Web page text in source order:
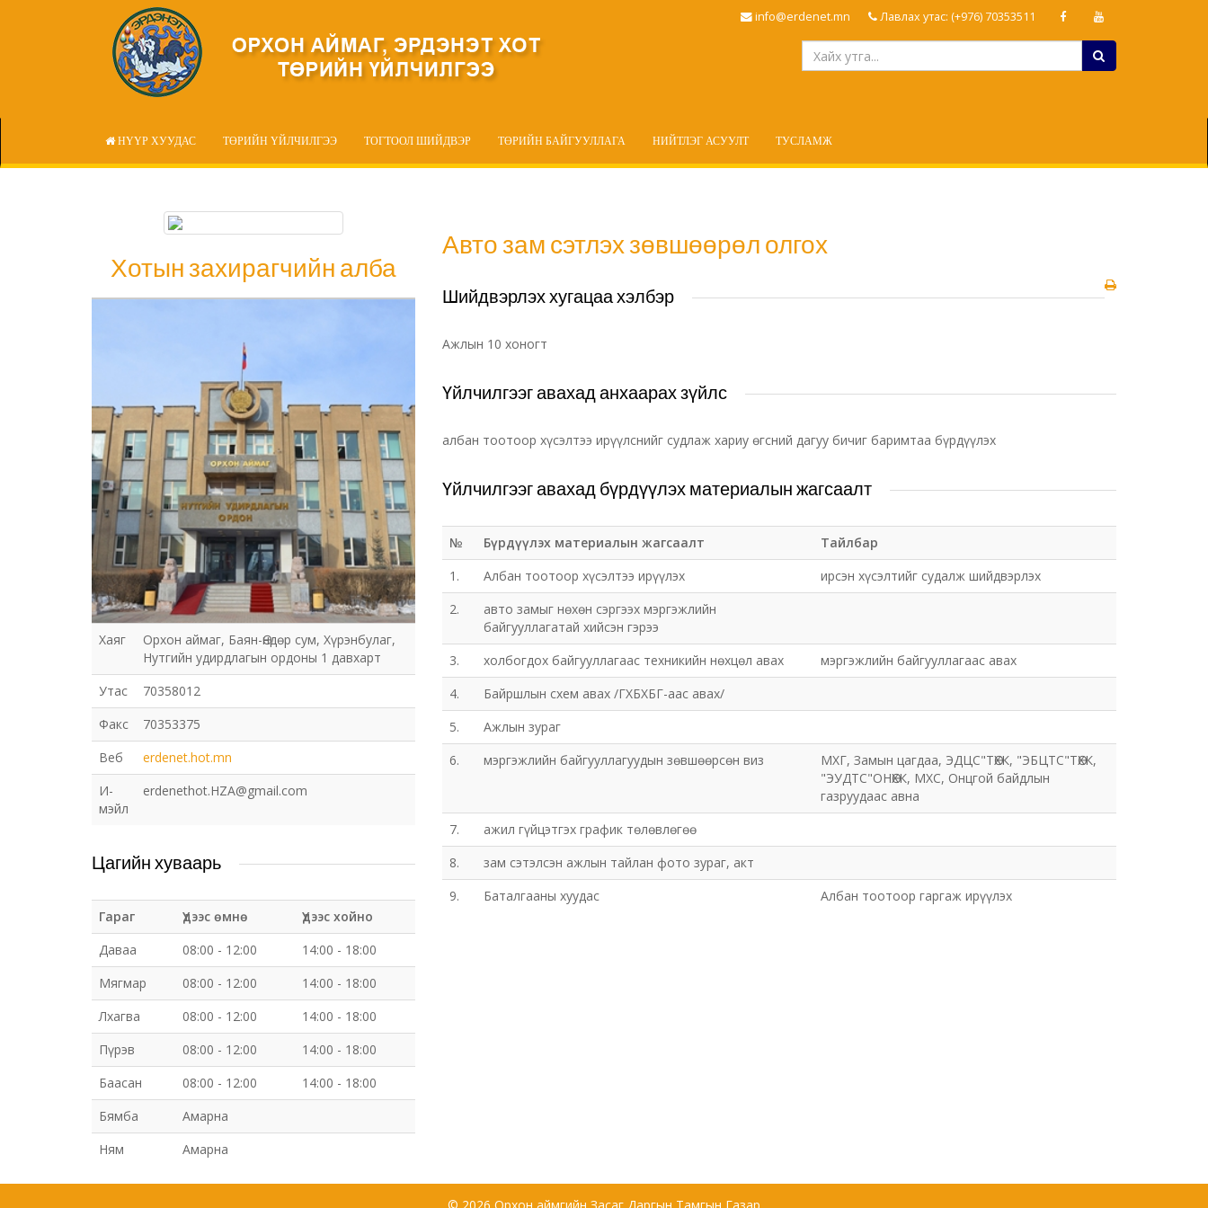
info@erdenet.mn Лавлах утас: (+976) 70353511
НҮҮР ХУУДАС ТӨРИЙН ҮЙЛЧИЛГЭЭ ТОГТООЛ ШИЙДВЭР ТӨРИЙН БАЙГУУЛЛАГА НИЙТЛЭГ АСУУЛТ ТУСЛАМЖ
Хотын захирагчийн алба
Хаяг
Орхон аймаг, Баян-Өндөр сум, Хүрэнбулаг,
Нутгийн удирдлагын ордоны 1 давхарт
Утас
70358012
Факс
70353375
Веб
erdenet.hot.mn
И-
мэйл
erdenethot.HZA@gmail.com
Цагийн хуваарь
Гараг Үдээс өмнө
Үдээс хойно
Даваа
08:00 - 12:00
14:00 - 18:00
Мягмар
08:00 - 12:00
14:00 - 18:00
Лхагва
08:00 - 12:00
14:00 - 18:00
Пүрэв
08:00 - 12:00
14:00 - 18:00
Баасан
08:00 - 12:00
14:00 - 18:00
Бямба
Амарна
Ням
Амарна
Авто зам сэтлэх зөвшөөрөл олгох
Шийдвэрлэх хугацаа хэлбэр
Ажлын 10 хоногт
Үйлчилгээг авахад анхаарах зүйлс
албан тоотоор хүсэлтээ ирүүлснийг судлаж хариу өгсний дагуу бичиг баримтаа бүрдүүлэх
Үйлчилгээг авахад бүрдүүлэх материалын жагсаалт
№ Бүрдүүлэх материалын жагсаалт
Тайлбар
1.
Албан тоотоор хүсэлтээ ирүүлэх
ирсэн хүсэлтийг судалж шийдвэрлэх
2.
авто замыг нөхөн сэргээх мэргэжлийн
байгууллагатай хийсэн гэрээ
3.
холбогдох байгууллагаас техникийн нөхцөл авах
мэргэжлийн байгууллагаас авах
4.
Байршлын схем авах /ГХБХБГ-аас авах/
5.
Ажлын зураг
6.
мэргэжлийн байгууллагуудын зөвшөөрсөн виз
МХГ, Замын цагдаа, ЭДЦС"ТӨХК, "ЭБЦТС"ТӨХК,
"ЭУДТС"ОНӨХК, МХС, Онцгой байдлын
газруудаас авна
7.
ажил гүйцэтгэх график төлөвлөгөө
8.
зам сэтэлсэн ажлын тайлан фото зураг, акт
9.
Баталгааны хуудас Албан тоотоор гаргаж ирүүлэх